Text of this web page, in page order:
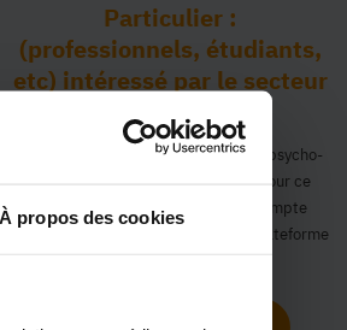
À propos des cookies
Particulier :
(professionnels, étudiants,
etc) intéressé par le secteur
PMS
Vous travaillez déjà dans le secteur psycho-
médico-social ou avez un intérêt pour ce
secteur et souhaitez obtenir un compte
personnel pour interagir sur notre plateforme